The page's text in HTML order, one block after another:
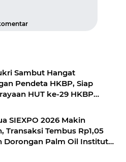
Sambut Hangat
Pendeta HKBP, Siap
HUT ke-29 HKBP
SIEXPO 2026 Makin
Transaksi Tembus Rp1,05
Dorongan Palm Oil Institute